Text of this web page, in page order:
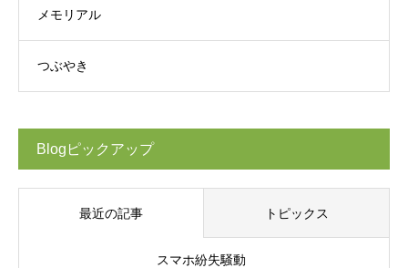
メモリアル
つぶやき
Blogピックアップ
最近の記事 トピックス
スマホ紛失騒動